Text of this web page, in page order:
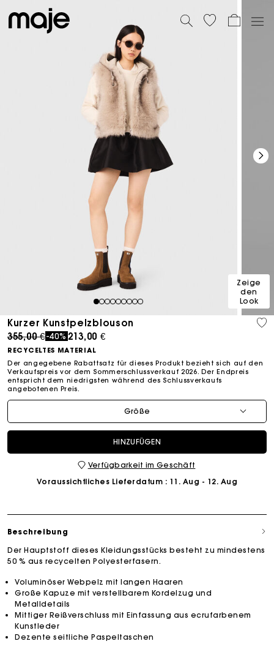
123456789
Zeige
den
Look
Kurzer Kunstpelzblouson
Price reduced from
355,00 €to
-40% 213,00 €
RECYCELTES MATERIAL
Der angegebene Rabattsatz für dieses Produkt bezieht sich auf den
Verkaufspreis vor dem Sommerschlussverkauf 2026. Der Endpreis
entspricht dem niedrigsten während des Schlussverkaufs
angebotenen Preis.
Größe
HINZUFÜGEN
Verfügbarkeit im Geschäft
Voraussichtliches Lieferdatum : 11. Aug - 12. Aug
Beschreibung
Der Hauptstoff dieses Kleidungsstücks besteht zu mindestens
50 % aus recycelten Polyesterfasern.
Voluminöser Webpelz mit langen Haaren
Große Kapuze mit verstellbarem Kordelzug und
Metalldetails
Mittiger Reißverschluss mit Einfassung aus ecrufarbenem
Kunstleder
Dezente seitliche Paspeltaschen